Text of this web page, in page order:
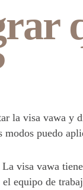
la visa vawa y
modos puedo
visa vawa
equipo de